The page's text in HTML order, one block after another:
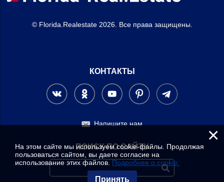
© Florida.Realestate 2026. Все права защищены.
КОНТАКТЫ
Напишите нам
ПОИСК ПО САЙТУ
×
На этом сайте мы используем cookie-файлы. Продолжая
пользоваться сайтом, вы даете согласие на
использование этих файлов. Подробнее о cookie.
Принять